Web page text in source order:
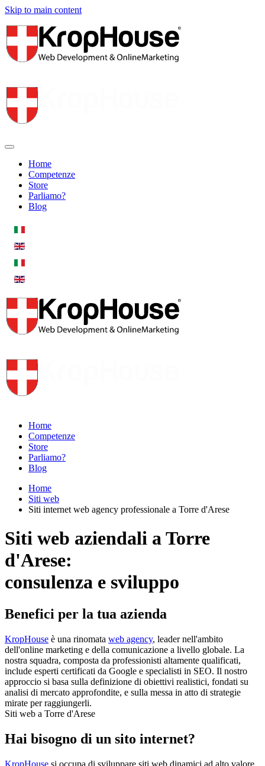
Skip to main content
Home
Competenze
Store
Parliamo?
Blog
Home
Competenze
Store
Parliamo?
Blog
Home
Siti web
Siti internet web agency professionale a Torre d'Arese
Siti web aziendali a Torre
d'Arese:
consulenza e sviluppo
Benefici per la tua azienda
KropHouse è una rinomata web agency, leader nell'ambito
dell'online marketing e della comunicazione a livello globale. La
nostra squadra, composta da professionisti altamente qualificati,
include esperti certificati da Google e specialisti in SEO. Il nostro
approccio si basa sulla definizione di obiettivi realistici, fondati su
analisi di mercato approfondite, e sulla messa in atto di strategie
mirate per raggiungerli.
Siti web a Torre d'Arese
Hai bisogno di un sito internet?
KropHouse si occupa di sviluppare siti web dinamici ad alto valore